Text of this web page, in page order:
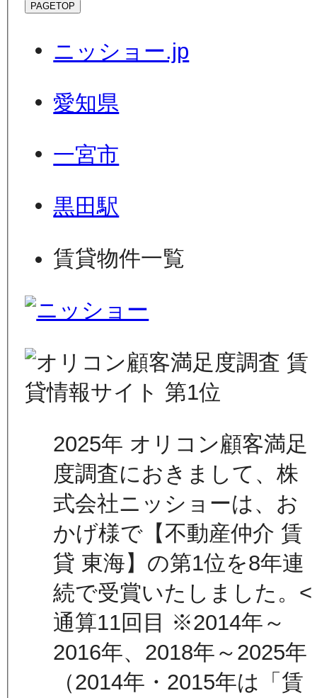
PAGETOP
ニッショー.jp
愛知県
一宮市
黒田駅
賃貸物件一覧
2025年 オリコン顧客満足
度調査におきまして、株
式会社ニッショーは、お
かげ様で【不動産仲介 賃
貸 東海】の第1位を8年連
続で受賞いたしました。<
通算11回目 ※2014年～
2016年、2018年～2025年
（2014年・2015年は「賃